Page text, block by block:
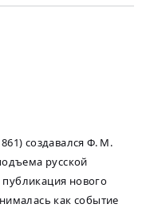
создавался Ф. М.
русской
нового
как событие